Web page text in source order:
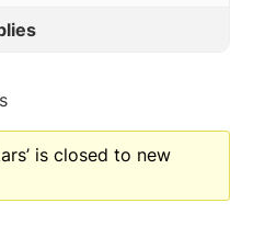
is closed to new